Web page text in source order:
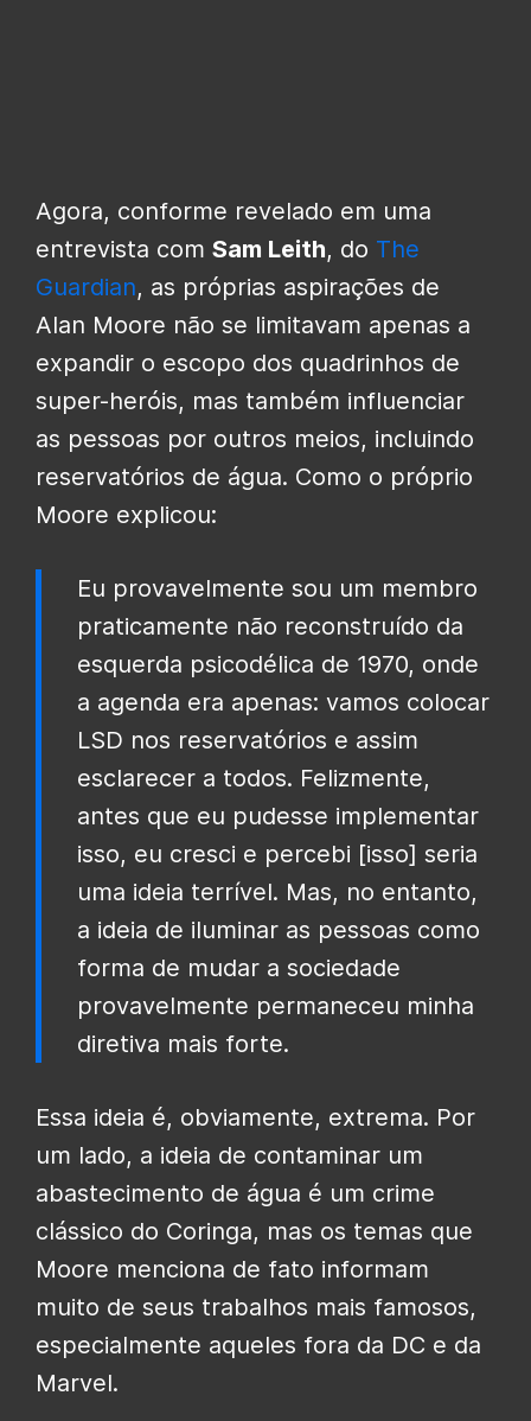
Agora, conforme revelado em uma
entrevista com Sam Leith, do The
Guardian, as próprias aspirações de
Alan Moore não se limitavam apenas a
expandir o escopo dos quadrinhos de
super-heróis, mas também influenciar
as pessoas por outros meios, incluindo
reservatórios de água. Como o próprio
Moore explicou:
Eu provavelmente sou um membro
praticamente não reconstruído da
esquerda psicodélica de 1970, onde
a agenda era apenas: vamos colocar
LSD nos reservatórios e assim
esclarecer a todos. Felizmente,
antes que eu pudesse implementar
isso, eu cresci e percebi [isso] seria
uma ideia terrível. Mas, no entanto,
a ideia de iluminar as pessoas como
forma de mudar a sociedade
provavelmente permaneceu minha
diretiva mais forte.
Essa ideia é, obviamente, extrema. Por
um lado, a ideia de contaminar um
abastecimento de água é um crime
clássico do Coringa, mas os temas que
Moore menciona de fato informam
muito de seus trabalhos mais famosos,
especialmente aqueles fora da DC e da
Marvel.